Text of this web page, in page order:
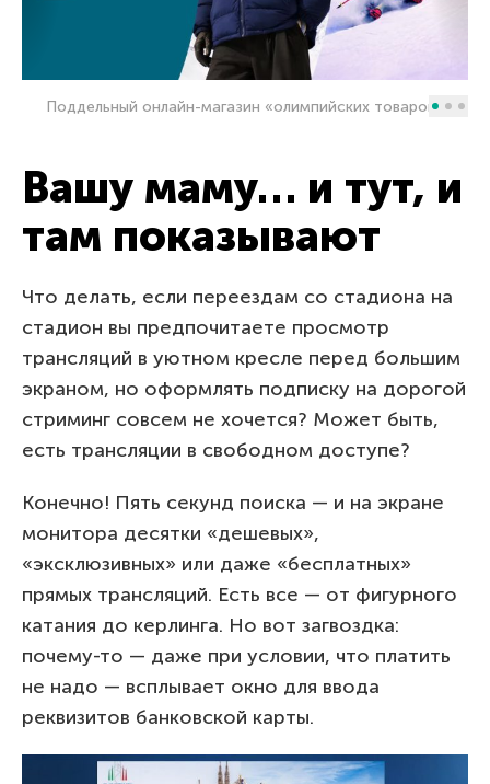
Поддельный онлайн-магазин «олимпийских товаров»
Вашу маму… и тут, и
там показывают
Что делать, если переездам со стадиона на
стадион вы предпочитаете просмотр
трансляций в уютном кресле перед большим
экраном, но оформлять подписку на дорогой
стриминг совсем не хочется? Может быть,
есть трансляции в свободном доступе?
Конечно! Пять секунд поиска — и на экране
монитора десятки «дешевых»,
«эксклюзивных» или даже «бесплатных»
прямых трансляций. Есть все — от фигурного
катания до керлинга. Но вот загвоздка:
почему-то — даже при условии, что платить
не надо — всплывает окно для ввода
реквизитов банковской карты.